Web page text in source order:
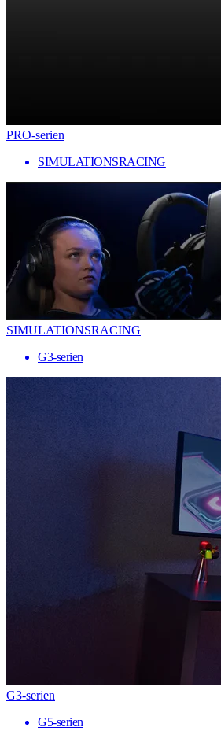
PRO-serien
SIMULATIONSRACING
SIMULATIONSRACING
G3-serien
G3-serien
G5-serien